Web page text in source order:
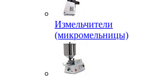
Измельчители
(микромельницы)